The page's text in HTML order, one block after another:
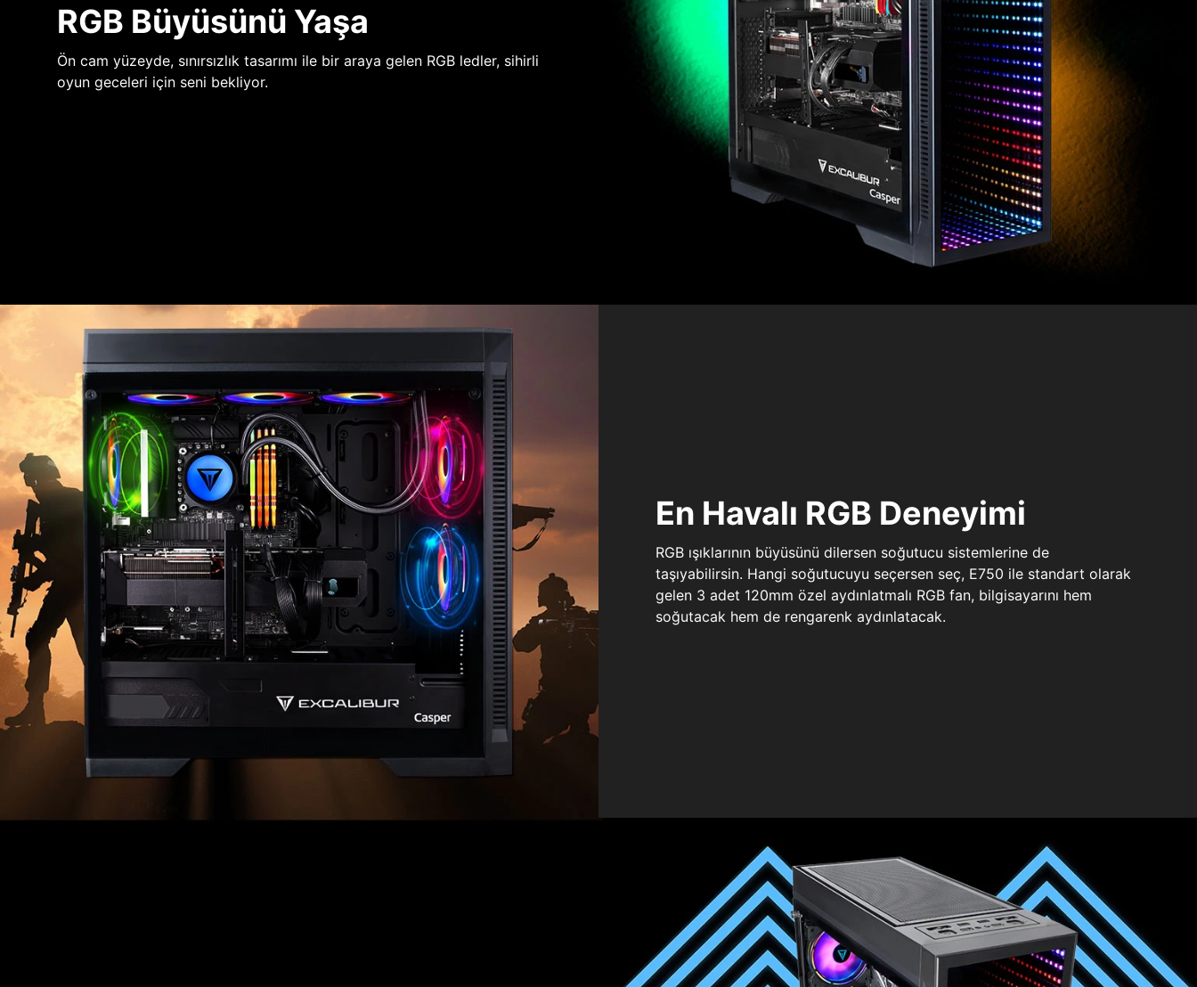
RGB Büyüsünü Yaşa
Ön cam yüzeyde, sınırsızlık tasarımı ile bir araya gelen RGB ledler, sihirli
oyun geceleri için seni bekliyor.
En Havalı RGB Deneyimi
RGB ışıklarının büyüsünü dilersen soğutucu sistemlerine de
taşıyabilirsin. Hangi soğutucuyu seçersen seç, E750 ile standart olarak
gelen 3 adet 120mm özel aydınlatmalı RGB fan, bilgisayarını hem
soğutacak hem de rengarenk aydınlatacak.